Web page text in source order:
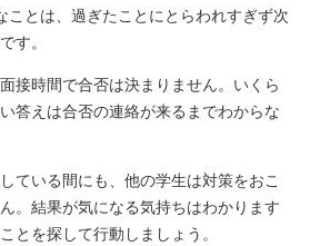
ことは、過ぎたことにとらわれすぎず次
す。
接時間で合否は決まりません。いくら
答えは合否の連絡が来るまでわからな
ている間にも、他の学生は対策をおこ
。結果が気になる気持ちはわかります
とを探して行動しましょう。